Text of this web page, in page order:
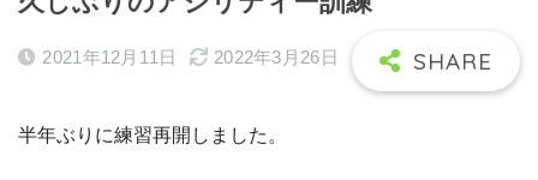
2021年12月11日 2022年3月26日
半年ぶりに練習再開しました。